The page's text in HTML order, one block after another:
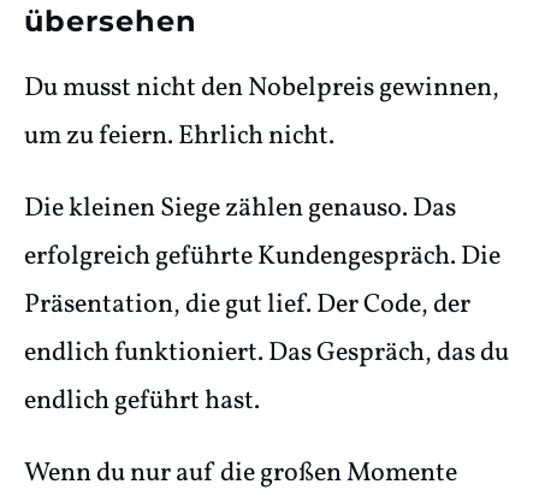
übersehen
Du musst nicht den Nobelpreis gewinnen,
um zu feiern. Ehrlich nicht.
Die kleinen Siege zählen genauso. Das
erfolgreich geführte Kundengespräch. Die
Präsentation, die gut lief. Der Code, der
endlich funktioniert. Das Gespräch, das du
endlich geführt hast.
Wenn du nur auf die großen Momente